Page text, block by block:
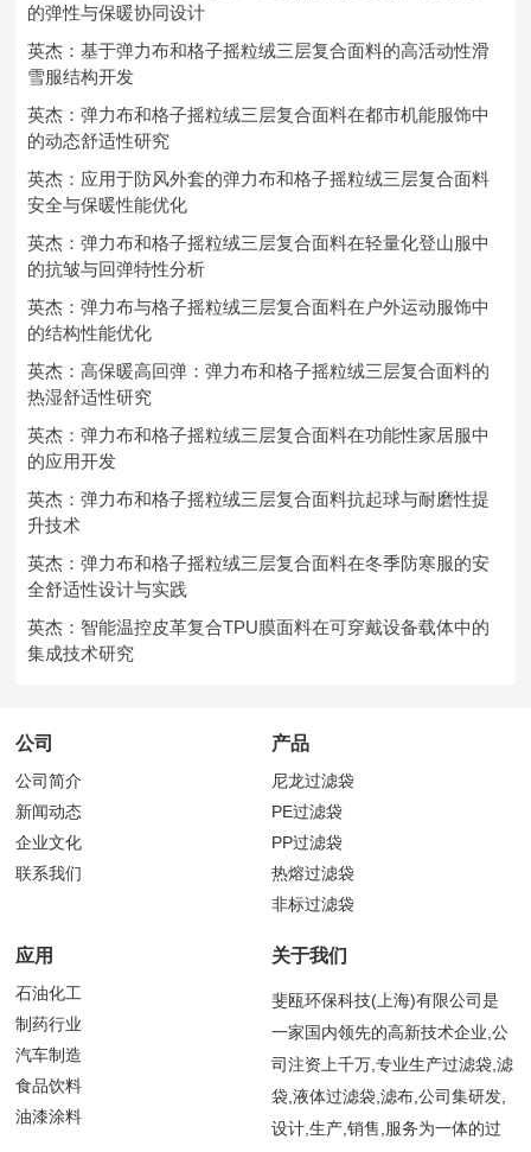
的弹性与保暖协同设计
英杰：基于弹力布和格子摇粒绒三层复合面料的高活动性滑
雪服结构开发
英杰：弹力布和格子摇粒绒三层复合面料在都市机能服饰中
的动态舒适性研究
英杰：应用于防风外套的弹力布和格子摇粒绒三层复合面料
安全与保暖性能优化
英杰：弹力布和格子摇粒绒三层复合面料在轻量化登山服中
的抗皱与回弹特性分析
英杰：弹力布与格子摇粒绒三层复合面料在户外运动服饰中
的结构性能优化
英杰：高保暖高回弹：弹力布和格子摇粒绒三层复合面料的
热湿舒适性研究
英杰：弹力布和格子摇粒绒三层复合面料在功能性家居服中
的应用开发
英杰：弹力布和格子摇粒绒三层复合面料抗起球与耐磨性提
升技术
英杰：弹力布和格子摇粒绒三层复合面料在冬季防寒服的安
全舒适性设计与实践
英杰：智能温控皮革复合TPU膜面料在可穿戴设备载体中的
集成技术研究
公司
公司简介
新闻动态
企业文化
联系我们
产品
尼龙过滤袋
PE过滤袋
PP过滤袋
热熔过滤袋
非标过滤袋
应用
石油化工
制药行业
汽车制造
食品饮料
油漆涂料
关于我们
斐瓯环保科技(上海)有限公司是
一家国内领先的高新技术企业,公
司注资上千万,专业生产过滤袋,滤
袋,液体过滤袋,滤布,公司集研发,
设计,生产,销售,服务为一体的过